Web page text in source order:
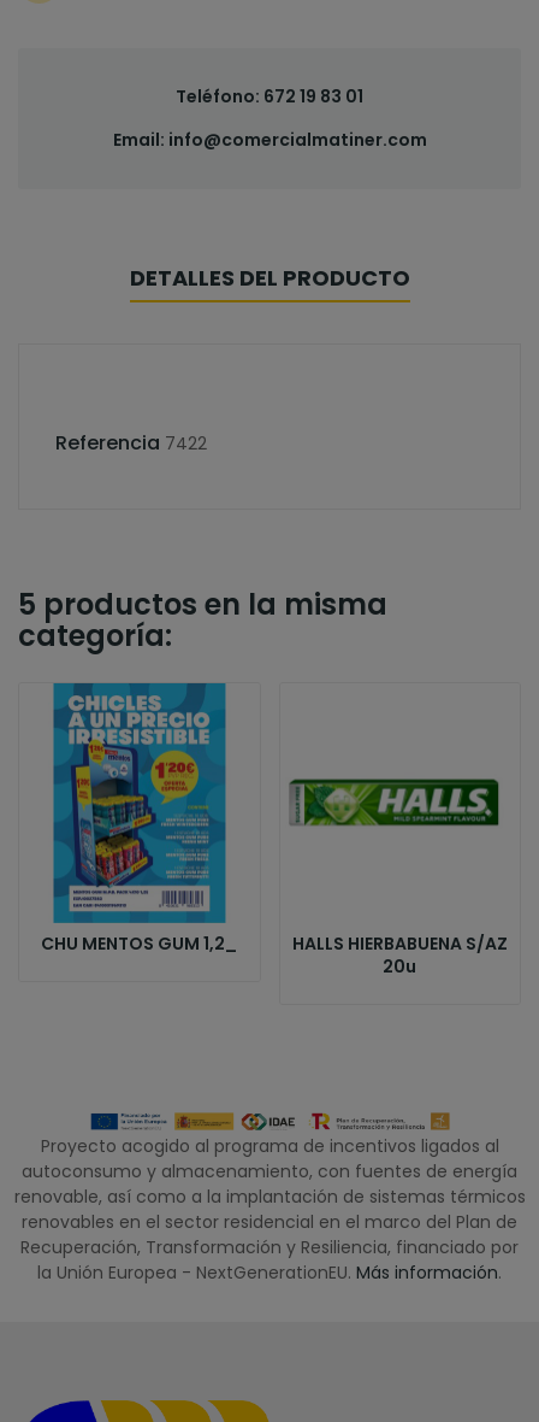
Teléfono: 672 19 83 01
Email: info@comercialmatiner.com
DETALLES DEL PRODUCTO
Referencia 7422
5 productos en la misma
categoría:
CHU MENTOS GUM 1,2_
HALLS HIERBABUENA S/AZ
20u
Proyecto acogido al programa de incentivos ligados al
autoconsumo y almacenamiento, con fuentes de energía
renovable, así como a la implantación de sistemas térmicos
renovables en el sector residencial en el marco del Plan de
Recuperación, Transformación y Resiliencia, financiado por
la Unión Europea - NextGenerationEU. Más información.